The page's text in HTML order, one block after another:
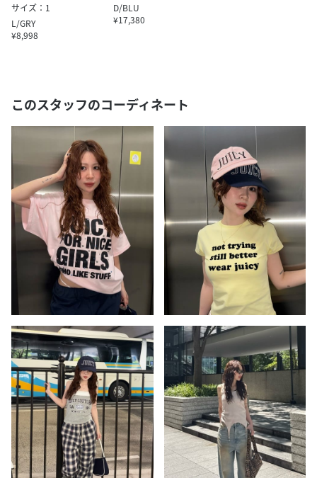
サイズ：1
L/GRY
¥8,998
D/BLU
¥17,380
このスタッフのコーディネート